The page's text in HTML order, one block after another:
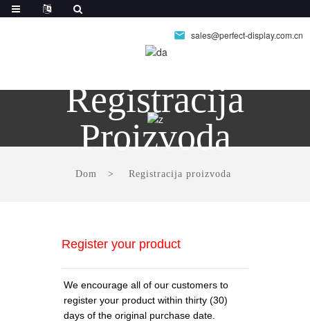
sales@perfect-display.com.cn
Registracija
Proizvoda
Dom Registracija proizvoda